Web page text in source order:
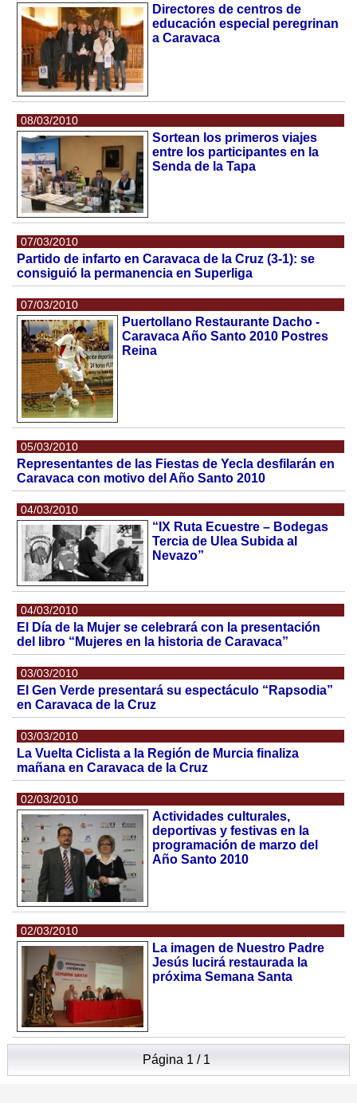
Directores de centros de
educación especial peregrinan
a Caravaca
08/03/2010
Sortean los primeros viajes
entre los participantes en la
Senda de la Tapa
07/03/2010
Partido de infarto en Caravaca de la Cruz (3-1): se
consiguió la permanencia en Superliga
07/03/2010
Puertollano Restaurante Dacho -
Caravaca Año Santo 2010 Postres
Reina
05/03/2010
Representantes de las Fiestas de Yecla desfilarán en
Caravaca con motivo del Año Santo 2010
04/03/2010
“IX Ruta Ecuestre – Bodegas
Tercia de Ulea Subida al
Nevazo”
04/03/2010
El Día de la Mujer se celebrará con la presentación
del libro “Mujeres en la historia de Caravaca”
03/03/2010
El Gen Verde presentará su espectáculo “Rapsodia”
en Caravaca de la Cruz
03/03/2010
La Vuelta Ciclista a la Región de Murcia finaliza
mañana en Caravaca de la Cruz
02/03/2010
Actividades culturales,
deportivas y festivas en la
programación de marzo del
Año Santo 2010
02/03/2010
La imagen de Nuestro Padre
Jesús lucirá restaurada la
próxima Semana Santa
Página 1 / 1